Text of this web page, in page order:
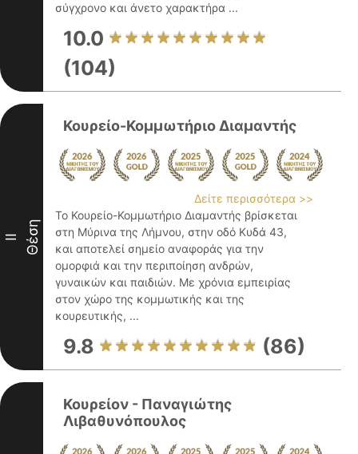
σύγχρονο και άνετο χαρακτήρα ...
10.0
(104)
II Θέση
Κουρείο-Κομμωτήριο Διαμαντής
Δείτε περισσότερα >>
Το Κουρείο-Κομμωτήριο Διαμαντής βρίσκεται
στη Μύρινα της Λήμνου, στην οδό Κυδά 43,
και αποτελεί σημείο αναφοράς για την
ομορφιά και την περιποίηση ανδρών,
γυναικών και παιδιών. Με χρόνια εμπειρίας
στον χώρο της κομμωτικής και της
κουρευτικής, ...
9.8 (86)
Κουρείον - Παναγιώτης
Λιβαθυνόπουλος